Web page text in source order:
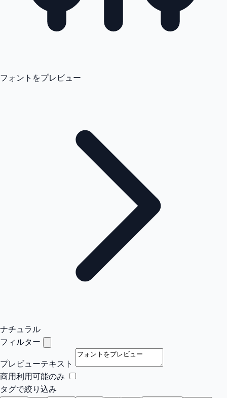
フォントをプレビュー
ナチュラル
フィルター
プレビューテキスト
商用利用可能のみ
タグで絞り込み